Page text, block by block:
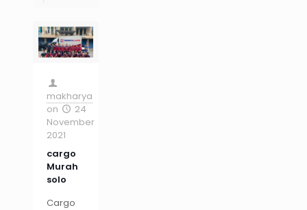
makharya
on
24
November
2021
cargo
Murah
solo
Cargo